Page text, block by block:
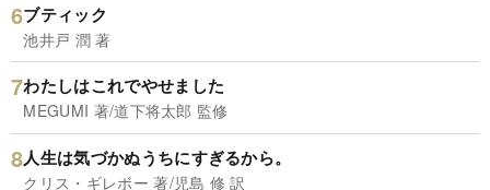
ブティック
池井戸 潤 著
わたしはこれでやせました
MEGUMI 著/道下将太郎 監修
人生は気づかぬうちにすぎるから。
クリス・ギレボー 著/児島 修 訳